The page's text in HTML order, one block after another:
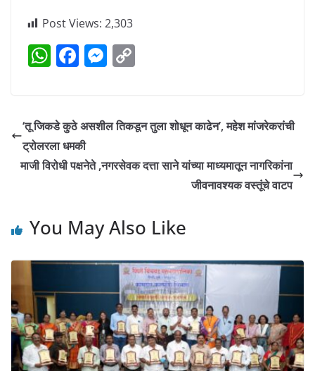
Post Views: 2,303
W
s
A
p
F
e
b
o
k
M
e
g
y
n
‘तू जिकडे कुठे असशील तिकडून तुला शोधून काढेन’, महेश मांजरेकरांची
ट्रोलरला धमकी
माजी विरोधी पक्षनेते ,नगरसेवक दत्ता साने यांच्या माध्यमातून नागरिकांना
जीवनावश्यक वस्तूंचे वाटप
You May Also Like